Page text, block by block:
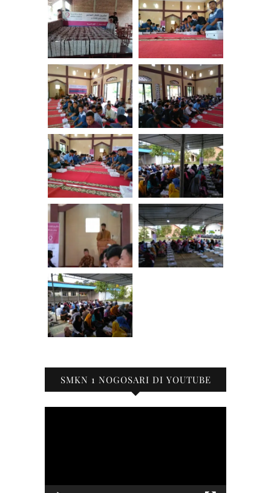
SMKN 1 NOGOSARI DI YOUTUBE